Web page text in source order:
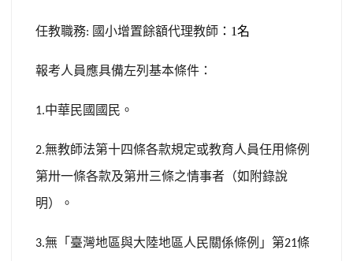
任教職務: 國小增置餘額代理教師 ：1名
報考人員應具備左列基本條件：
1.中華民國國民。
2.無教師法第十四條各款規定或教育人員任用條例
第卅一條各款及第卅三條之情事者（如附錄說
明）。
3.無「臺灣地區與大陸地區人民關係條例」第21條